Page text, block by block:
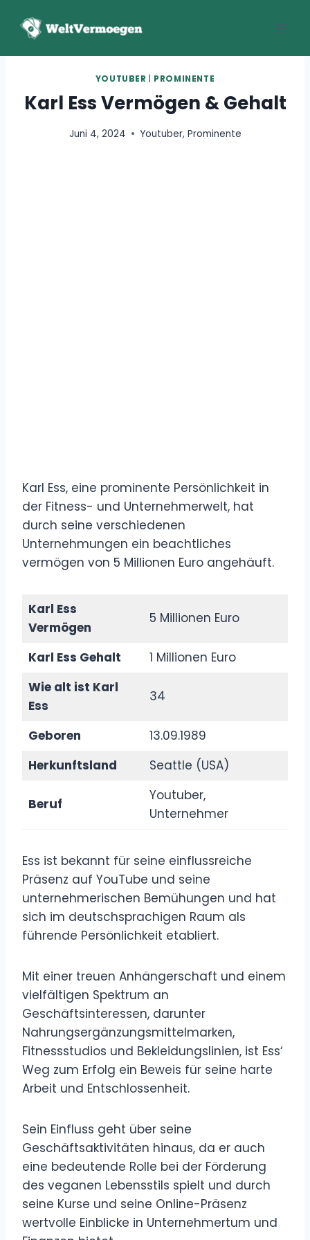
Inhalt
YOUTUBER PROMINENTE
Karl Ess Vermögen & Gehalt
Juni 4, 2024 Youtuber, Prominente
Karl Ess, eine prominente Persönlichkeit in
der Fitness- und Unternehmerwelt, hat
durch seine verschiedenen
Unternehmungen ein beachtliches
vermögen von 5 Millionen Euro angehäuft.
Karl Ess
Vermögen
5 Millionen Euro
Karl Ess Gehalt
1 Millionen Euro
Wie alt ist Karl
Ess
34
Geboren
13.09.1989
Herkunftsland
Seattle (USA)
Beruf
Youtuber,
Unternehmer
Ess ist bekannt für seine einflussreiche
Präsenz auf YouTube und seine
unternehmerischen Bemühungen und hat
sich im deutschsprachigen Raum als
führende Persönlichkeit etabliert.
Mit einer treuen Anhängerschaft und einem
vielfältigen Spektrum an
Geschäftsinteressen, darunter
Nahrungsergänzungsmittelmarken,
Fitnessstudios und Bekleidungslinien, ist Ess‘
Weg zum Erfolg ein Beweis für seine harte
Arbeit und Entschlossenheit.
Sein Einfluss geht über seine
Geschäftsaktivitäten hinaus, da er auch
eine bedeutende Rolle bei der Förderung
des veganen Lebensstils spielt und durch
seine Kurse und seine Online-Präsenz
wertvolle Einblicke in Unternehmertum und